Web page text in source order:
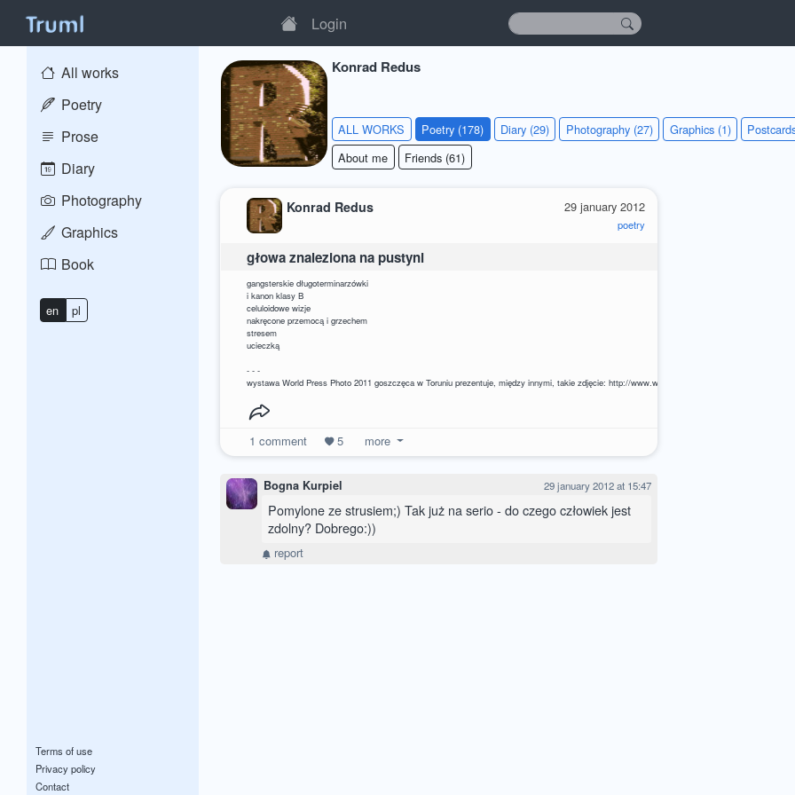
Login
All works
Poetry
Prose
Diary
Photography
Graphics
Book
en pl
Terms of use
Privacy policy
Contact
Konrad Redus
ALL WORKS Poetry (178) Diary (29) Photography (27) Graphics (1)
About me
Friends (61)
29 january 2012
poetry
Konrad Redus
głowa znaleziona na pustyni
gangsterskie długoterminarzówki
i kanon klasy B
celuloidowe wizje
nakręcone przemocą i grzechem
stresem
ucieczką
- - -
wystawa World Press Photo 2011 goszczęca w Toruniu prezentuje, między innymi, takie zdjęcie: http://www.worldpressphoto.org/photo/
1 comment 5 more
Bogna Kurpiel 29 january 2012 at 15:47
Pomylone ze strusiem;) Tak już na serio - do czego człowiek jest
zdolny? Dobrego:))
report